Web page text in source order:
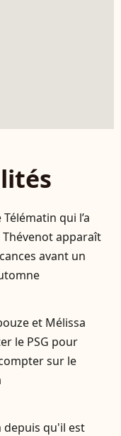
qui l’a
apparaît
avant un
et Mélissa
le PSG pour
sur le
depuis qu'il est